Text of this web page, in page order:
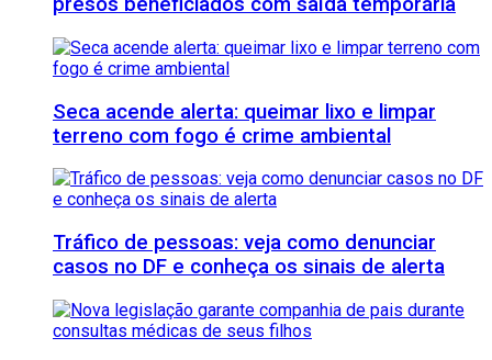
Seca acende alerta: queimar lixo e limpar
terreno com fogo é crime ambiental
Tráfico de pessoas: veja como denunciar
casos no DF e conheça os sinais de alerta